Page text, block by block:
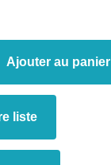
Ajouter au panier